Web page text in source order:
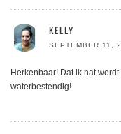
KELLY
SEPTEMBER 11,
Herkenbaar! Dat ik nat
waterbestendig!